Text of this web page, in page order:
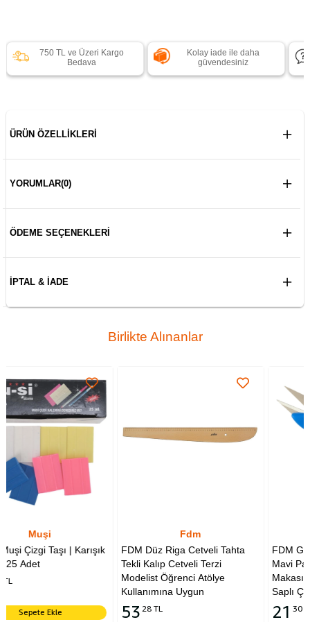
750 TL ve Üzeri Kargo
Bedava
Kolay iade ile daha
güvendesiniz
ÜRÜN ÖZELLIKLERI
YORUMLAR(0)
ÖDEME SEÇENEKLERI
İPTAL & İADE
Birlikte Alınanlar
FDM Düz Riga Cetveli Tahta
Tekli Kalıp Cetveli Terzi
Modelist Öğrenci Atölye
Kullanımına Uygun
5328 TL
FDM Golden Eagle TC-
Mavi Parmaklı İplik
Makası 12 cm Yaylı
Saplı Çıt Makas